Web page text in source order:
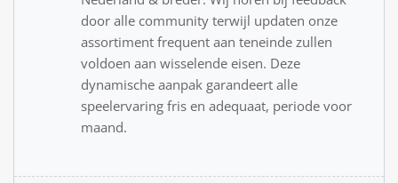
door alle community terwijl updaten onze
assortiment frequent aan teneinde zullen
voldoen aan wisselende eisen. Deze
dynamische aanpak garandeert alle
speelervaring fris en adequaat, periode voor
maand.